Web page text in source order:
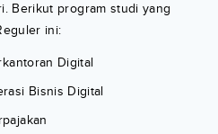
Berikut program studi yang
ini:
Digital
Bisnis Digital